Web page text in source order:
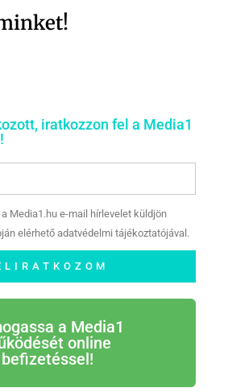
iratkozzon fel a Media1
Media1.hu e-mail hírlevelet küldjön
elérhető adatvédelmi tájékoztatójával.
a Media1
online
befizetéssel!